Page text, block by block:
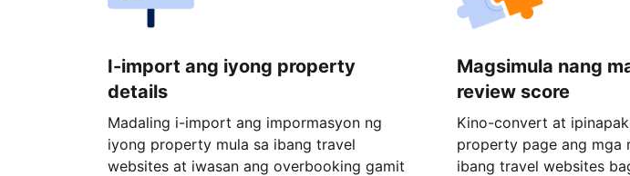
I-import ang iyong property
details
Madaling i-import ang impormasyon ng
iyong property mula sa ibang travel
websites at iwasan ang overbooking gamit
Magsimula nang
review score
Kino-convert at
property page ang mga
ibang travel websites